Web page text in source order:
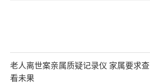
老人离世案亲属质疑记录仪 家属要求查
看未果